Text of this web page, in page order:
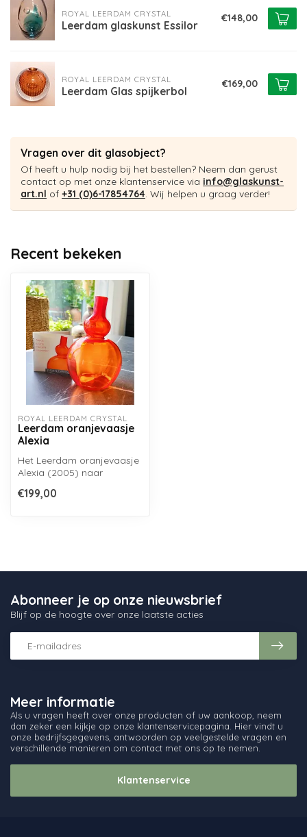
ROYAL LEERDAM CRYSTAL
Leerdam glaskunst Essilor
€148,00
ROYAL LEERDAM CRYSTAL
Leerdam Glas spijkerbol
€169,00
Vragen over dit glasobject?
Of heeft u hulp nodig bij het bestellen? Neem dan gerust
contact op met onze klantenservice via info@glaskunst-
art.nl of +31 (0)6-17854764. Wij helpen u graag verder!
Recent bekeken
ROYAL LEERDAM CRYSTAL
Leerdam oranjevaasje
Alexia
Het Leerdam oranjevaasje
Alexia (2005) naar
Noyons...
€199,00
Meer informatie
Als u vragen heeft over onze producten of uw aankoop, neem
dan zeker een kijkje op onze klantenservicepagina. Hier vindt u
onze bedrijfsgegevens, antwoorden op veelgestelde vragen en
verschillende manieren om contact met ons op te nemen.
Klantenservice
Abonneer je op onze nieuwsbrief
Blijf op de hoogte over onze laatste acties